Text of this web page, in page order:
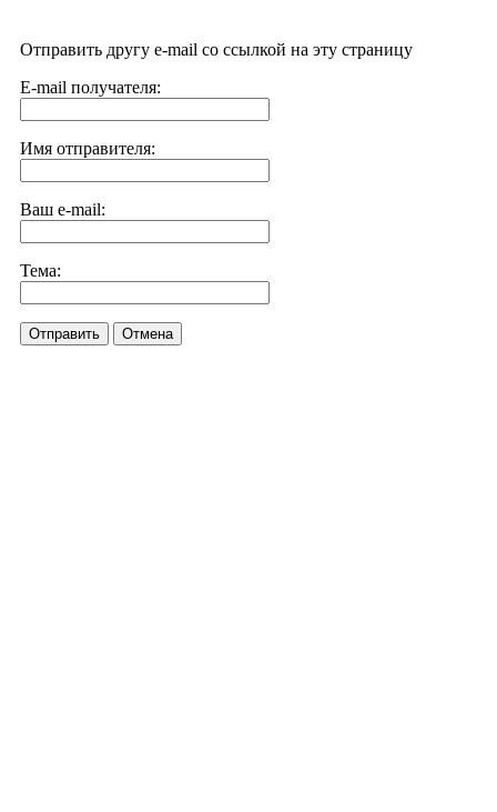
Отправить другу e-mail со ссылкой на эту страницу
E-mail получателя:
Имя отправителя:
Ваш e-mail:
Тема:
Отправить Отмена